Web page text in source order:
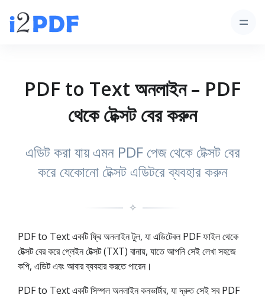
PDF to Text অনলাইন – PDF
থেকে টেক্সট বের করুন
এডিট করা যায় এমন PDF পেজ থেকে টেক্সট বের
করে যেকোনো টেক্সট এডিটরে ব্যবহার করুন
✧
PDF to Text একটি ফ্রি অনলাইন টুল, যা এডিটেবল PDF ফাইল থেকে
টেক্সট বের করে প্লেইন টেক্সট (TXT) বানায়, যাতে আপনি সেই লেখা সহজে
কপি, এডিট এবং আবার ব্যবহার করতে পারেন।
PDF to Text একটি সিম্পল অনলাইন কনভার্টার, যা দ্রুত সেই সব PDF